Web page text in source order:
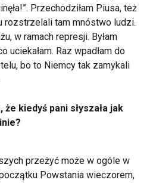
Przechodziłam Piusa, też
rozstrzelali tam mnóstwo ludzi.
w ramach represji. Byłam
uciekałam. Raz wpadłam do
bo to Niemcy tak zamykali
że kiedyś pani słyszała jak
przeżyć może w ogóle w
Powstania wieczorem,